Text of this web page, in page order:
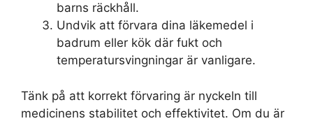
barns räckhåll.
Undvik att förvara dina läkemedel i
badrum eller kök där fukt och
temperatursvingningar är vanligare.
Tänk på att korrekt förvaring är nyckeln till
medicinens stabilitet och effektivitet. Om du är